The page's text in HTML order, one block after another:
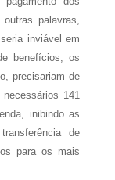
palavras,
inviável em
benefícios, os
precisariam de
141
inibindo as
de
para os mais